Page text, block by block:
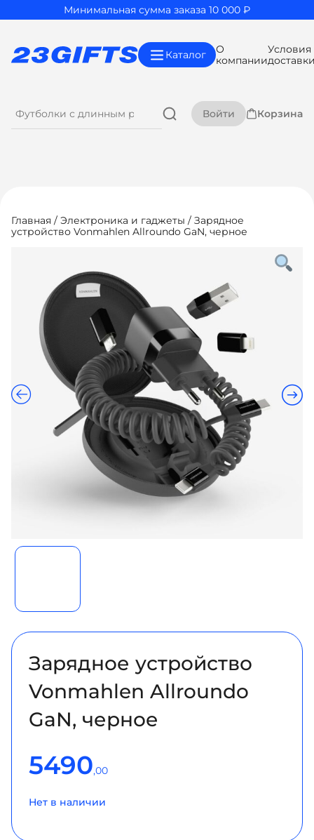
Минимальная сумма заказа 10 000 ₽
Каталог
О
компании
Условия
Войти Корзина
Главная / Электроника и гаджеты / Зарядное
устройство Vonmahlen Allroundo GaN, черное
Зарядное устройство
Vonmahlen Allroundo
GaN, черное
5490,00
Нет в наличии